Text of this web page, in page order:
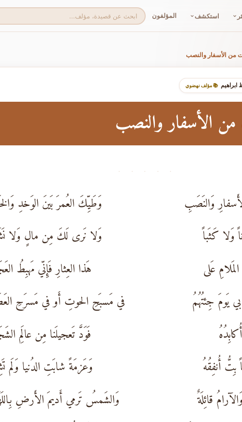
استكشف المؤلفون
من الأسفار والنصب
ابراهيم 📚 مؤلف نهضوي
الأسفار والنصب
· · · · ·
وَالنَصَبِ
وَطَيِّكَ العُمرَ بَينَ الوَخدِ
وَلا كَثَباً
وَلا نَرى لَكَ مِن مالٍ وَلا
عَلى
هَذا العِثارِ فَإِنّي مَهبِطُ
يَومَ جِئتُهُمُ
في مَسبَحِ الحوتِ أَو في مَسرَحِ
فَوَدَّ تَعجيلَنا مِن عالَمِ
بِتُّ أُنفِقُهُ
وَعَزمَةً شابَتِ الدُنيا
قائِلَةٌ
وَالشَمسُ تَرمي أَديمَ الأَرضِ